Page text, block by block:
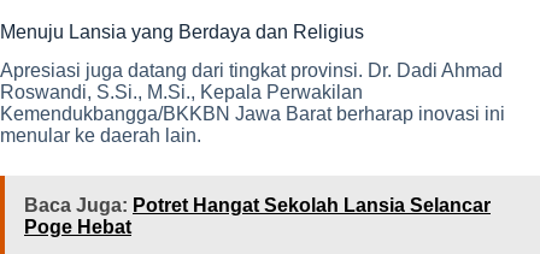
Menuju Lansia yang Berdaya dan Religius
Apresiasi juga datang dari tingkat provinsi. Dr. Dadi Ahmad
Roswandi, S.Si., M.Si., Kepala Perwakilan
Kemendukbangga/BKKBN Jawa Barat berharap inovasi ini
menular ke daerah lain.
Baca Juga: Potret Hangat Sekolah Lansia Selancar
Poge Hebat